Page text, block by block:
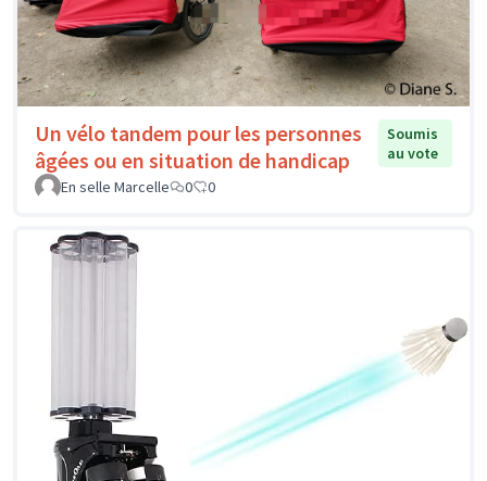
Un vélo tandem pour les personnes
âgées ou en situation de handicap
Soumis
au vote
En selle Marcelle
0 0